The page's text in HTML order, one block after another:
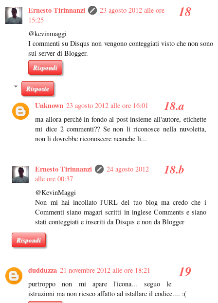
Ernesto Tirinnanzi
23 agosto 2012 alle ore
15:25
@kevinmaggi
I commenti su Disqus non vengono conteggiati visto che non sono
sui server di Blogger.
Rispondi
Risposte
Unknown 23 agosto 2012 alle ore 16:01
ma allora perché in fondo al post insieme all'autore, etichette
mi dice 2 commenti?? Se non li riconosce nella nuvoletta,
non li dovrebbe riconoscere neanche li...
Ernesto Tirinnanzi
24 agosto 2012
alle ore 00:37
@KevinMaggi
Non mi hai incollato l'URL del tuo blog ma credo che i
Commenti siano magari scritti in inglese Comments e siano
stati conteggiati e inseriti da Disqus e non da Blogger
Rispondi
dudduzza 21 novembre 2012 alle ore 18:21
purtroppo non mi apare l'icona... seguo le
istruzioni ma non riesco affatto ad istallare il codice.... :(